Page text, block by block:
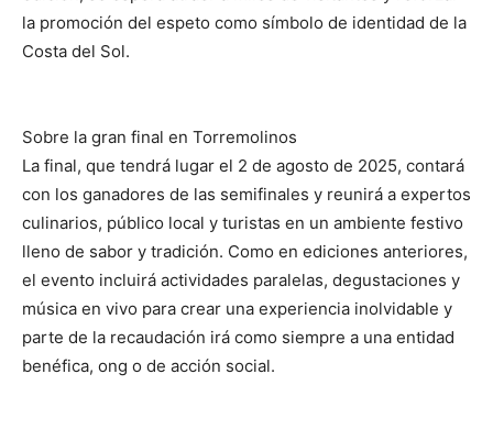
la promoción del espeto como símbolo de identidad de la
Costa del Sol.
Sobre la gran final en Torremolinos
La final, que tendrá lugar el 2 de agosto de 2025, contará
con los ganadores de las semifinales y reunirá a expertos
culinarios, público local y turistas en un ambiente festivo
lleno de sabor y tradición. Como en ediciones anteriores,
el evento incluirá actividades paralelas, degustaciones y
música en vivo para crear una experiencia inolvidable y
parte de la recaudación irá como siempre a una entidad
benéfica, ong o de acción social.